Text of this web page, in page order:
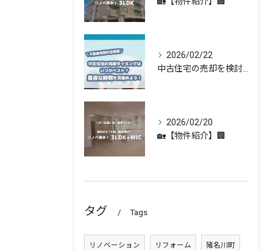
2026/02/22
2026/02/20
🏡【物件紹介】🏢
タグ Tags
リノベーション リフォーム 猪名川町